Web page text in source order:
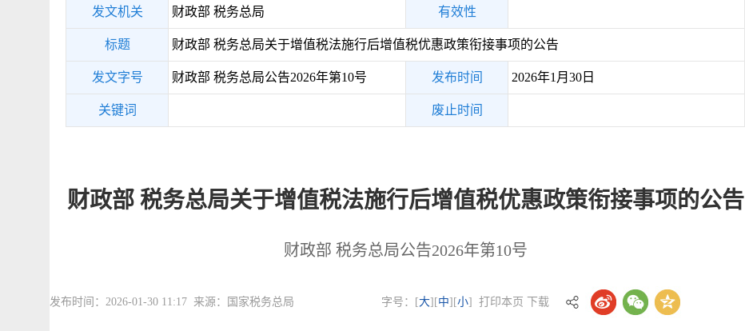
发文机关 财政部 税务总局 有效性
标题 财政部 税务总局关于增值税法施行后增值税优惠政策衔接事项的公告
发文字号 财政部 税务总局公告2026年第10号 发布时间 2026年1月30日
关键词 废止时间
财政部 税务总局关于增值税法施行后增值税优惠政策衔接事项的公告
财政部 税务总局公告2026年第10号
发布时间：2026-01-30 11:17 来源：国家税务总局 字号：[大][中][小] 打印本页 下载